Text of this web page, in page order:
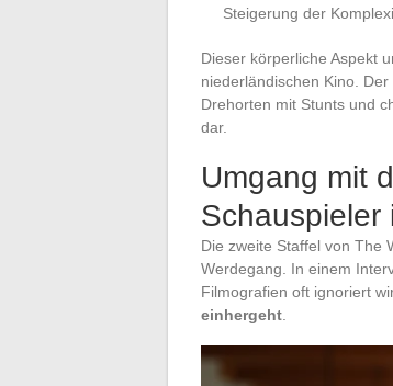
Steigerung der
Dieser körperliche Aspekt
niederländischen Kino.
Drehorten mit Stunts und
dar.
Umgang mit
Schauspieler
Die zweite Staffel von The
Werdegang. In einem
Filmografien oft ignoriert
einhergeht